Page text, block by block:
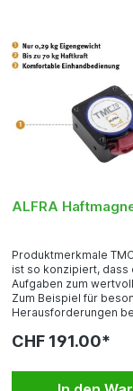
ALFRA
Produktmerkmale
ist so konzipiert, dass
Aufgaben zum
Zum Beispiel für
Herausforderungen
beim Fixieren von
Schweißnähte, als
Schweißen im Winkel,
CHF 191.00*